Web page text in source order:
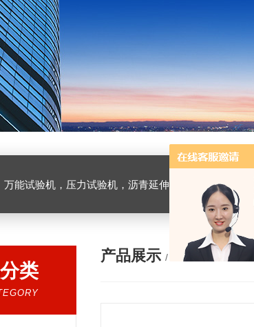
万能试验机，压力试验机，沥青延伸度测定仪，沥青混合料拌合机，全自动沥青混合料离心式抽提仪，马歇尔电动击实仪，车辙试验成型机，连续
类
产品展示 / PRODUCTS